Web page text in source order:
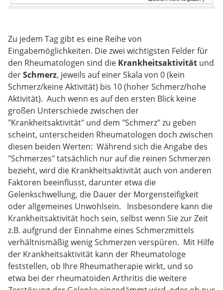
Zu jedem Tag gibt es eine Reihe von
Eingabemöglichkeiten. Die zwei wichtigsten Felder für
den Rheumatologen sind die Krankheitsaktivität und
derSchmerz, jeweils auf einer Skala von 0 (kein
Schmerz/keine Aktivität) bis 10 (hoher Schmerz/hohe
Aktivität). Auch wenn es auf den ersten Blick keine
großen Unterschiede zwischen der
"Krankheitsaktivität" und dem "Schmerz" zu geben
scheint, unterscheiden Rheumatologen doch zwischen
diesen beiden Werten: Während sich die Angabe des
"Schmerzes" tatsächlich nur auf die reinen Schmerzen
bezieht, wird die Krankheitsaktivität auch von anderen
Faktoren beeinflusst, darunter etwa die
Gelenkschwellung, die Dauer der Morgensteifigkeit
oder allgemeines Unwohlsein. Insbesondere kann die
Krankheitsaktivität hoch sein, selbst wenn Sie zur Zeit
z.B. aufgrund der Einnahme eines Schmerzmittels
verhältnismäßig wenig Schmerzen verspüren. Mit Hilfe
der Krankheitsaktivität kann der Rheumatologe
feststellen, ob Ihre Rheumatherapie wirkt, und so
etwa bei der rheumatoiden Arthritis die weitere